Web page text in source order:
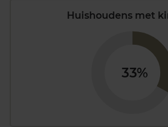
Huishoudens met
33%